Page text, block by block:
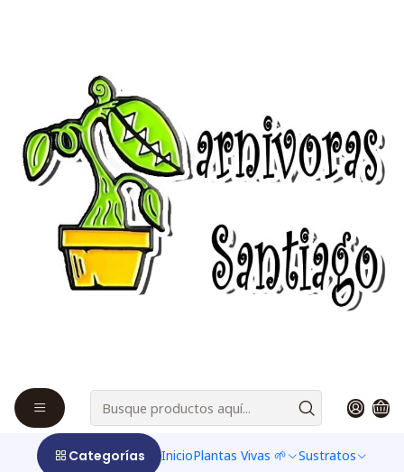
Categorías InicioPlantas Vivas 🌱 Sustratos
Venus por mayor 🌱🌱🌱
Todavía no hay productos
disponibles aquí
Puedes probar a buscar en otras categorías o
utilizar la barra de búsqueda para encontrar
otros productos.